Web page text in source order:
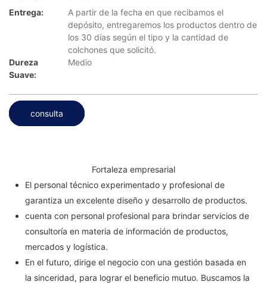
Entrega:
A partir de la fecha en que recibamos el
depósito, entregaremos los productos dentro de
los 30 días según el tipo y la cantidad de
colchones que solicitó.
Dureza
Suave:
Medio
consulta
Fortaleza empresarial
El personal técnico experimentado y profesional de
garantiza un excelente diseño y desarrollo de productos.
cuenta con personal profesional para brindar servicios de
consultoría en materia de información de productos,
mercados y logística.
En el futuro, dirige el negocio con una gestión basada en
la sinceridad, para lograr el beneficio mutuo. Buscamos la